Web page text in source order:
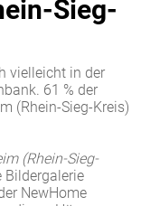
Sieg-
vielleicht in der
61 % der
(Rhein-Sieg-Kreis)
(Rhein-Sieg-
Bildergalerie
NewHome